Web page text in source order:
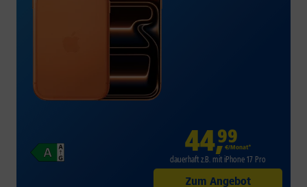
44,99
€/Monat*
dauerhaft z.B. mit iPhone 17 Pro
Zum Angebot